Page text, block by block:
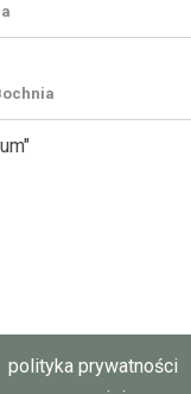
polityka prywatności